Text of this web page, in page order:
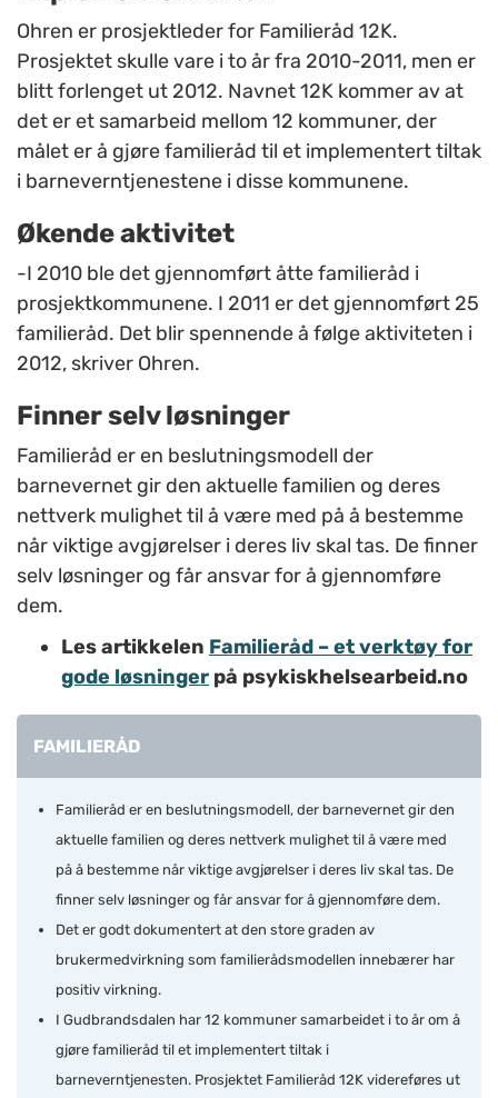
Ohren er prosjektleder for Familieråd 12K.
Prosjektet skulle vare i to år fra 2010-2011, men er
blitt forlenget ut 2012. Navnet 12K kommer av at
det er et samarbeid mellom 12 kommuner, der
målet er å gjøre familieråd til et implementert tiltak
i barneverntjenestene i disse kommunene.
Økende aktivitet
-I 2010 ble det gjennomført åtte familieråd i
prosjektkommunene. I 2011 er det gjennomført 25
familieråd. Det blir spennende å følge aktiviteten i
2012, skriver Ohren.
Finner selv løsninger
Familieråd er en beslutningsmodell der
barnevernet gir den aktuelle familien og deres
nettverk mulighet til å være med på å bestemme
når viktige avgjørelser i deres liv skal tas. De finner
selv løsninger og får ansvar for å gjennomføre
dem.
Les artikkelen Familieråd – et verktøy for
gode løsninger på psykiskhelsearbeid.no
FAMILIERÅD
Familieråd er en beslutningsmodell, der barnevernet gir den
aktuelle familien og deres nettverk mulighet til å være med
på å bestemme når viktige avgjørelser i deres liv skal tas. De
finner selv løsninger og får ansvar for å gjennomføre dem.
Det er godt dokumentert at den store graden av
brukermedvirkning som familierådsmodellen innebærer har
positiv virkning.
I Gudbrandsdalen har 12 kommuner samarbeidet i to år om å
gjøre familieråd til et implementert tiltak i
barneverntjenesten. Prosjektet Familieråd 12K videreføres ut